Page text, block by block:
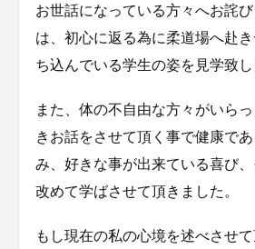
お世話になっている方々へお詫
は、初心に返る為に柔道場へ赴
ち込んでいる学生の姿を見学致し
また、体の不自由な方々がいら
きお話をさせて頂く事で健康で
み、好きな事が出来ている喜び
改めて学ばさせて頂きました。
もし現在の私の心境を述べさせ